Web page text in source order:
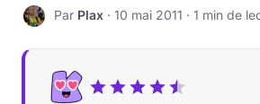
P Par Plax · 10 mai 2011 · 1 min de